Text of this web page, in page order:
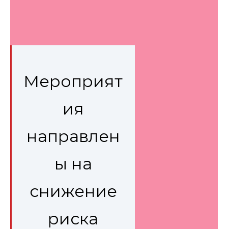
Мероприят
ия
направлен
ы на
снижение
риска